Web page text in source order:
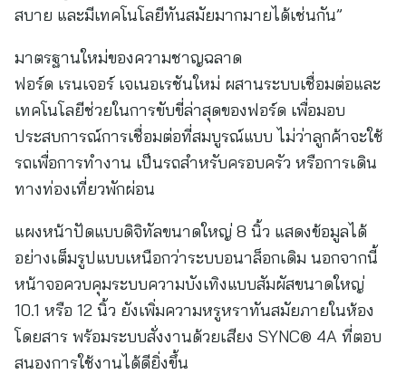
สบาย และมีเทคโนโลยีทันสมัยมากมายได้เช่นกัน”
มาตรฐานใหม่ของความชาญฉลาด
ฟอร์ด เรนเจอร์ เจเนอเรชันใหม่ ผสานระบบเชื่อมต่อและ
เทคโนโลยีช่วยในการขับขี่ล่าสุดของฟอร์ด เพื่อมอบ
ประสบการณ์การเชื่อมต่อที่สมบูรณ์แบบ ไม่ว่าลูกค้าจะใช้
รถเพื่อการทำงาน เป็นรถสำหรับครอบครัว หรือการเดิน
ทางท่องเที่ยวพักผ่อน
แผงหน้าปัดแบบดิจิทัลขนาดใหญ่ 8 นิ้ว แสดงข้อมูลได้
อย่างเต็มรูปแบบเหนือกว่าระบบอนาล็อกเดิม นอกจากนี้
หน้าจอควบคุมระบบความบังเทิงแบบสัมผัสขนาดใหญ่
10.1 หรือ 12 นิ้ว ยังเพิ่มความหรูหราทันสมัยภายในห้อง
โดยสาร พร้อมระบบสั่งงานด้วยเสียง SYNC® 4A ที่ตอบ
สนองการใช้งานได้ดียิ่งขึ้น